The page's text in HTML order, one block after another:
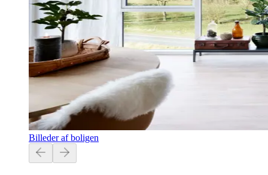
Billeder af boligen